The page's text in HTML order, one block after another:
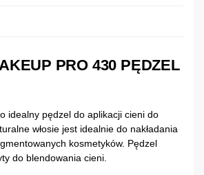
PRO 430 PĘDZEL
idealny pędzel do aplikacji cieni do
włosie jest idealnie do nakładania
kosmetyków. Pędzel
do blendowania cieni.